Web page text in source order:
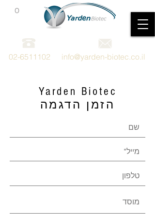
02-6511102 info@yarden-biotec.co.il
0
Yarden Biotec
הזמן הדגמה